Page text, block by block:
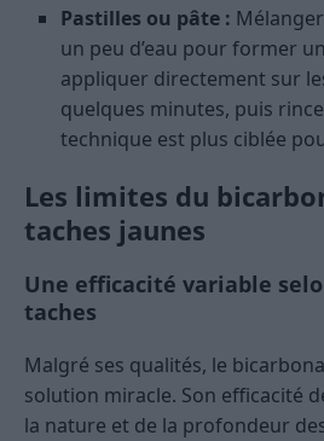
Pastilles ou pâte :
un peu d’eau pour former
appliquer directement sur
quelques minutes, puis
technique est plus ciblée
Les limites du
taches jaunes
Une efficacité variable
taches
Malgré ses qualités, le
solution miracle. Son efficacité
la nature et de la profondeur